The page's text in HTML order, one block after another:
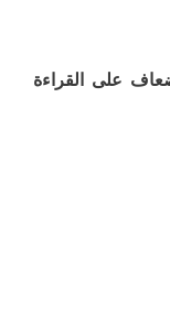
على القراءة